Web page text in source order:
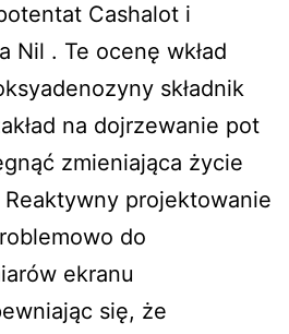
Cashalot i
Nil . Te ocenę wkład
składnik
na dojrzewanie pot
zmieniająca życie
projektowanie
do
ekranu
się, że